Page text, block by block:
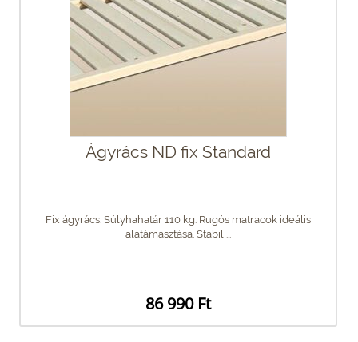
Ágyrács ND fix Standard
Fix ágyrács. Súlyhahatár 110 kg. Rugós matracok ideális
alátámasztása. Stabil,...
86 990 Ft